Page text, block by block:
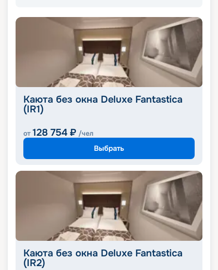
Каюта без окна Deluxe Fantastica
(IR1)
от 128 754 ₽ /чел
Выбрать
Каюта без окна Deluxe Fantastica
(IR2)